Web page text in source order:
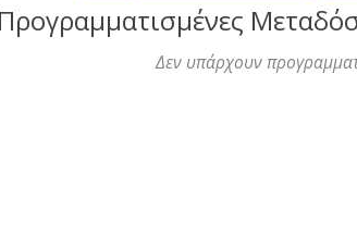
Προγραμματισμένες
Δεν υπάρχουν